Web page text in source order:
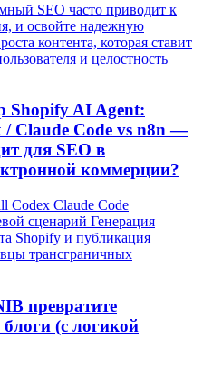
SEO часто приводит к
и освойте надежную
контента, которая ставит
и целостность
Shopify AI Agent:
/ Claude Code vs n8n —
для SEO в
коммерции?
Codex Claude Code
сценарий Генерация
Shopify и публикация
трансграничных
превратите
(с логикой